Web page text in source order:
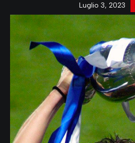
Luglio 3, 2023